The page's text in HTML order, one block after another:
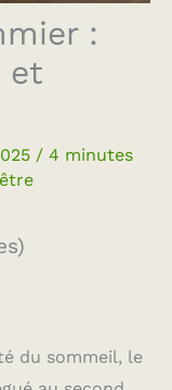
:
et
/ 4 minutes
du sommeil, le